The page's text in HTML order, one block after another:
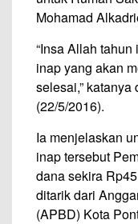
Mohamad
“Insa Allah
inap yang akan
selesai,”
(22/5/2016).
Ia menjelaskan
inap tersebut
dana sekira
ditarik dari
(APBD) Kota